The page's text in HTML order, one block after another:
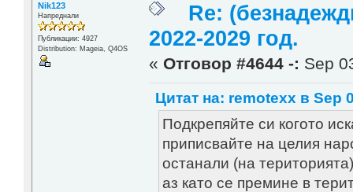
Nik123
Напреднали
Публикации: 4927
Distribution: Mageia, Q4OS
Re:
2022-2029 год.
« Отговор #4644 -: Sep
Цитат на: remotexx в Sep
Подкрепяйте си когото
приписвайте на целия
останали (на
аз като се премине в